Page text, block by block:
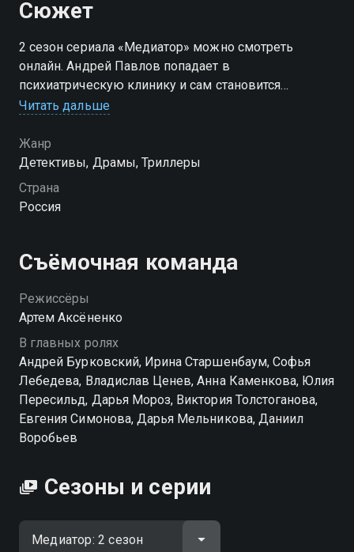
Сюжет
2 сезон сериала «Медиатор» можно смотреть
онлайн. Андрей Павлов попадает в
психиатрическую клинику и сам становится
объектом манипуляций. Мария Русанова как
самоубийствах подростков, которое она расследует.
Ей не помешал бы талант переговорщика, который
есть у Андрея. Но захочет ли она помогать ему
выбраться из закрытого лечебного заведения после
отчаяния. Марина благодаря знакомству с матерью
Андрея, напротив, готова освободиться от
предрассудков и комплексов, чтобы начать все с
нуля. Главное, решить, как воспользоваться своей
свободу, или останутся пешками в чужой игре?
Сериал «Медиатор» можно смотреть онлайн.
Посмотреть онлайн 2 сезон сериала Медиатор вы
можете совершенно бесплатно в хорошем HD
качестве на Смотрёшке
Читать дальше
Жанр
Детективы, Драмы, Триллеры
Страна
Россия
Съёмочная команда
Режиссёры
Артем Аксёненко
В главных ролях
Андрей Бурковский, Ирина Старшенбаум, Софья
Лебедева, Владислав Ценев, Анна Каменкова, Юлия
Пересильд, Дарья Мороз, Виктория Толстоганова,
Евгения Симонова, Дарья Мельникова, Даниил
Воробьев
Сезоны и серии